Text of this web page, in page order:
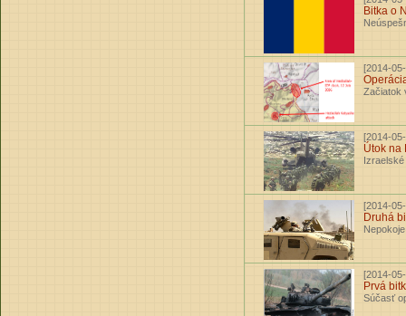
Bitka o
[2014-
Začiatok
[2014-
Útok na
[2014-
Druhá
[2014-
Prvá
Súčasť